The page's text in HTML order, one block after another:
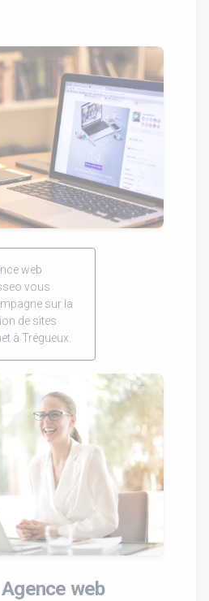
web
vous
sur la
de sites
à Trégueux.
web